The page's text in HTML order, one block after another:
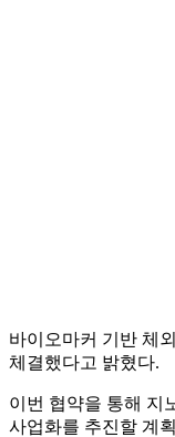
바이오마커 기반 체
체결했다고 밝혔다.
이번 협약을 통해 지
사업화를 추진할 계